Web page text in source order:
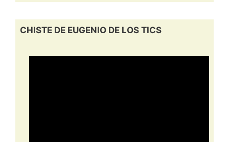
CHISTE DE EUGENIO DE LOS TICS